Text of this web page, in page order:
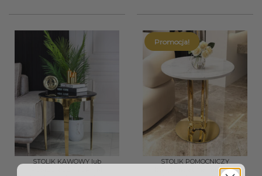
STOLIK KAWOWY lub
Promocja!
STOLIK POMOCNICZY
konglomerat marmurowy,